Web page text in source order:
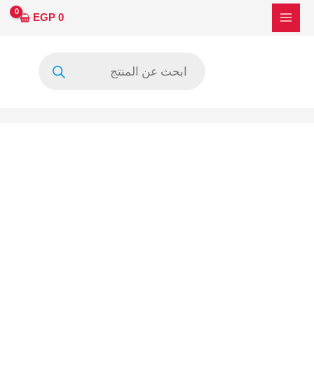
تخطي
0
EGP
كمية
دايرة